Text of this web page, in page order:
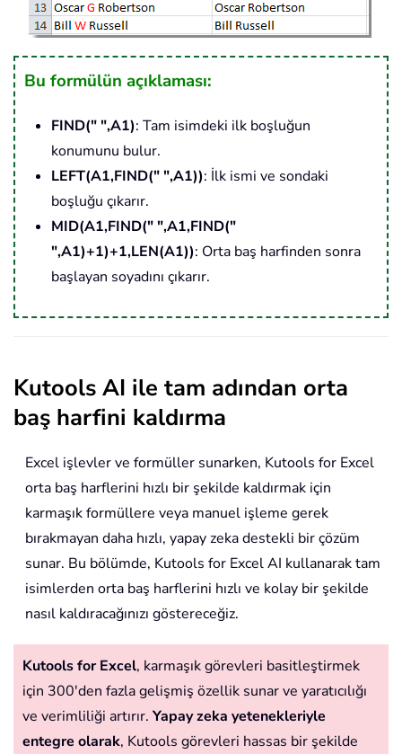
Bu formülün açıklaması:
FIND(" ",A1): Tam isimdeki ilk boşluğun
konumunu bulur.
LEFT(A1,FIND(" ",A1)): İlk ismi ve sondaki
boşluğu çıkarır.
MID(A1,FIND(" ",A1,FIND("
",A1)+1)+1,LEN(A1)): Orta baş harfinden sonra
başlayan soyadını çıkarır.
Kutools AI ile tam adından orta
baş harfini kaldırma
Excel işlevler ve formüller sunarken, Kutools for Excel
orta baş harflerini hızlı bir şekilde kaldırmak için
karmaşık formüllere veya manuel işleme gerek
bırakmayan daha hızlı, yapay zeka destekli bir çözüm
sunar. Bu bölümde, Kutools for Excel AI kullanarak tam
isimlerden orta baş harflerini hızlı ve kolay bir şekilde
nasıl kaldıracağınızı göstereceğiz.
Kutools for Excel, karmaşık görevleri basitleştirmek
için 300'den fazla gelişmiş özellik sunar ve yaratıcılığı
ve verimliliği artırır. Yapay zeka yetenekleriyle
entegre olarak, Kutools görevleri hassas bir şekilde